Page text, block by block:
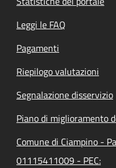
Leggi le FAQ
Pagamenti
Riepilogo valutazioni
Segnalazione disservizio
Piano di miglioramento
Comune di Ciampino -
01115411009 - PEC: